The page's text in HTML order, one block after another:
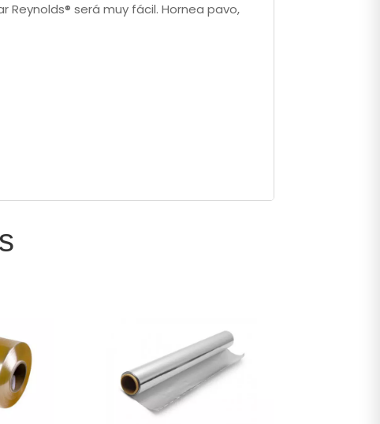
será muy fácil. Hornea pavo,